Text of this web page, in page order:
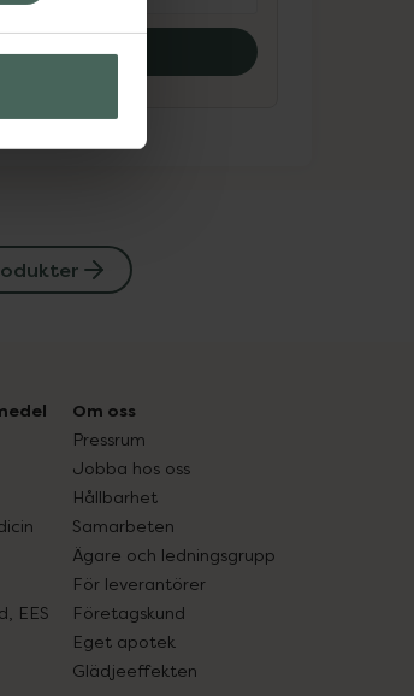
båda
EES
Om oss
Pressrum
Jobba hos oss
Hållbarhet
Samarbeten
Ägare och ledningsgrupp
För leverantörer
Företagskund
Eget apotek
Glädjeeffekten